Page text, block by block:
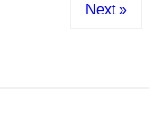
Next »